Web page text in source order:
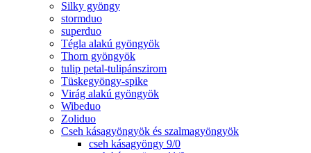
Silky gyöngy
stormduo
superduo
Tégla alakú gyöngyök
Thorn gyöngyök
tulip petal-tulipánszirom
Tüskegyöngy-spike
Virág alakú gyöngyök
Wibeduo
Zoliduo
Cseh kásagyöngyök és szalmagyöngyök
cseh kásagyöngy 9/0